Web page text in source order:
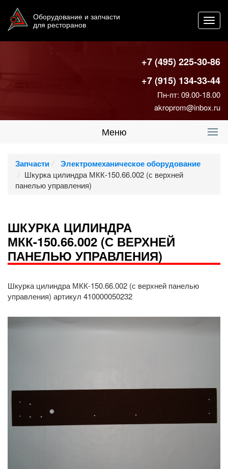
Оборудование и запчасти
для ресторанов
+7 (495) 225-30-86
+7 (915) 134-33-44
Пн-пт: 09.00-18.00
akroprom@inbox.ru
Меню
Запчасти Электромеханическое оборудование
Шкурка цилиндра МКК-150.66.002 (с верхней
панелью управления)
ШКУРКА ЦИЛИНДРА
МКК-150.66.002 (С ВЕРХНЕЙ
ПАНЕЛЬЮ УПРАВЛЕНИЯ)
Шкурка цилиндра МКК-150.66.002 (с верхней панелью
управления) артикул 410000050232